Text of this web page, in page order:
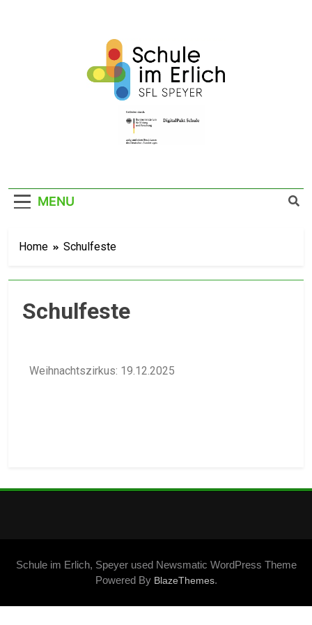
Erlich Speyer
MENU
Home Schulfeste
Schulfeste
Weihnachtszirkus: 19.12.2025
Schule im Erlich, Speyer used Newsmatic WordPress Theme
Powered By BlazeThemes.